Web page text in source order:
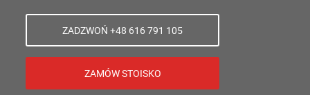
ZADZWOŃ +48 616 791 105
ZAMÓW STOISKO